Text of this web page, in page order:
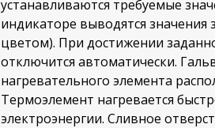
устанавливаются требуемые
индикаторе выводятся
цветом). При достижении
отключится автоматически.
нагревательного элемента
Термоэлемент нагревается
электроэнергии. Сливное